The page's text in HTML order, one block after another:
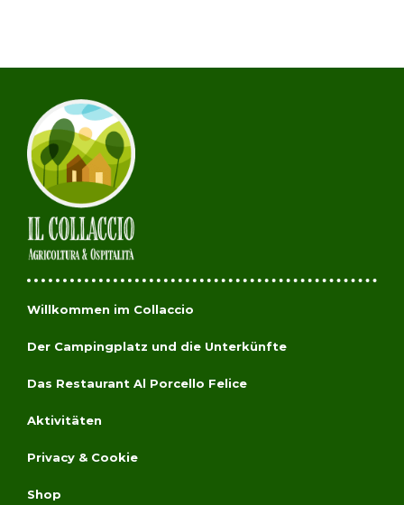
Willkommen im Collaccio
Der Campingplatz und die Unterkünfte
Das Restaurant Al Porcello Felice
Aktivitäten
Privacy & Cookie
Shop